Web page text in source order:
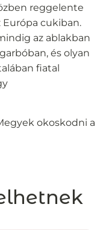
reggelente
Európa cukiban.
az ablakban
és olyan
fiatal
okoskodni a